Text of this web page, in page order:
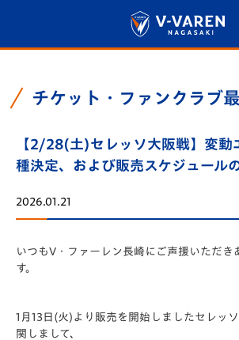
チケット・ファンクラブ
【2/28(土)セレッソ大阪戦】変動
種決定、および販売スケジュール
2026.01.21
いつもV・ファーレン長崎にご声援いただき
す。
1月13日(火)より販売を開始しましたセレッ
関しまして、